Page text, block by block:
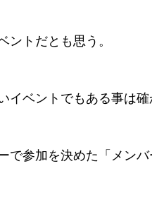
ントだとも思う。
ベントでもある事は確
で参加を決めた「メン